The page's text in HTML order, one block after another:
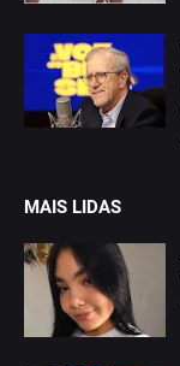
MAIS LIDAS